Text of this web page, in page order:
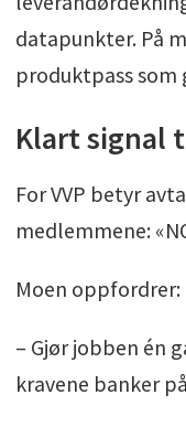
datapunkter. På
produktpass som
Klart signal
For VVP betyr
medlemmene:
Moen oppfordrer:
– Gjør jobben én
kravene banker